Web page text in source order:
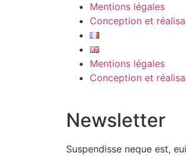
Mentions légales
Conception et
Mentions légales
Conception et
Newsletter
Suspendisse neque est,